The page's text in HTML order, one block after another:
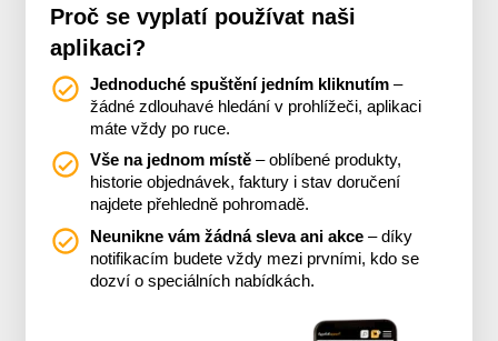
Proč se vyplatí používat naši
aplikaci?
Jednoduché spuštění jedním kliknutím –
žádné zdlouhavé hledání v prohlížeči, aplikaci
máte vždy po ruce.
Vše na jednom místě – oblíbené produkty,
historie objednávek, faktury i stav doručení
najdete přehledně pohromadě.
Neunikne vám žádná sleva ani akce – díky
notifikacím budete vždy mezi prvními, kdo se
dozví o speciálních nabídkách.